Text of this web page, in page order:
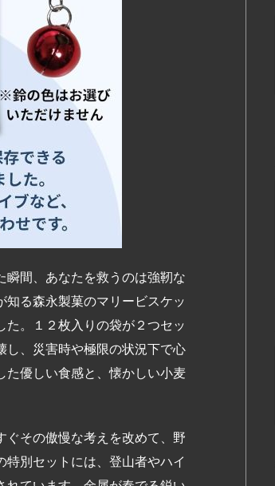
間、あなたを救うのは強靭な
る森永製菓のマリービスケッ
た。１２枚入りの袋が２つセッ
し、災害時や極限の状況下で心
た優しい食感と、懐かしい小麦
ぐその傲慢な考えを改めて、野
別セットには、登山者やハイ